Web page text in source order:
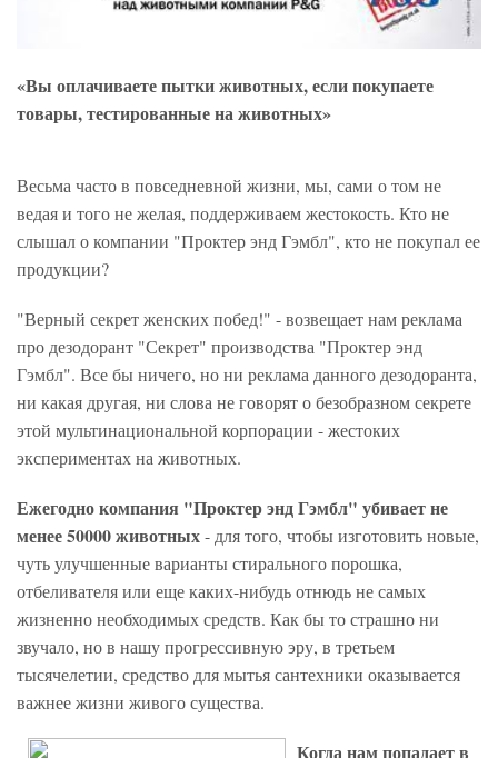
«Вы оплачиваете пытки животных, если покупаете
товары, тестированные на животных»
Весьма часто в повседневной жизни, мы, сами о том не
ведая и того не желая, поддерживаем жестокость. Кто не
слышал о компании "Проктер энд Гэмбл", кто не покупал ее
продукции?
"Верный секрет женских побед!" - возвещает нам реклама
про дезодорант "Секрет" производства "Проктер энд
Гэмбл". Все бы ничего, но ни реклама данного дезодоранта,
ни какая другая, ни слова не говорят о безобразном секрете
этой мультинациональной корпорации - жестоких
экспериментах на животных.
Ежегодно компания "Проктер энд Гэмбл" убивает не
менее 50000 животных- для того, чтобы изготовить новые,
чуть улучшенные варианты стирального порошка,
отбеливателя или еще каких-нибудь отнюдь не самых
жизненно необходимых средств. Как бы то страшно ни
звучало, но в нашу прогрессивную эру, в третьем
тысячелетии, средство для мытья сантехники оказывается
важнее жизни живого существа.
Когда нам попадает в